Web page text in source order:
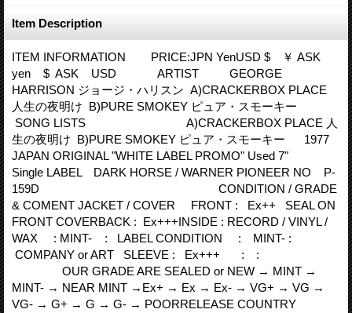
Item Description
ITEM INFORMATION PRICE:JPN YenUSD $ ￥ ASK
yen $ ASK USD ARTIST GEORGE
HARRISON ジョージ・ハリスン A)CRACKERBOX PLACE
人生の夜明け B)PURE SMOKEY ピュア・スモーキー
SONG LISTS A)CRACKERBOX PLACE 人
生の夜明け B)PURE SMOKEY ピュア・スモーキー 1977
JAPAN ORIGINAL "WHITE LABEL PROMO" Used 7"
Single LABEL DARK HORSE / WARNER PIONEER NO P-
159D CONDITION / GRADE
& COMENT JACKET / COVER FRONT : Ex++ SEAL ON
FRONT COVERBACK : Ex+++INSIDE : RECORD / VINYL /
WAX : MINT- : LABEL CONDITION : MINT- :
COMPANY or ART SLEEVE : Ex+++ : :
OUR GRADE ARE SEALED or NEW → MINT →
MINT- → NEAR MINT →Ex+ → Ex → Ex- → VG+ → VG →
VG- → G+ → G → G- → POORRELEASE COUNTRY